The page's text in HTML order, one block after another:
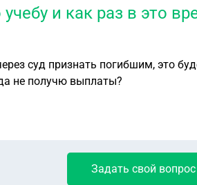
и как раз в это
в
не получю выплаты?
Задать свой вопрос